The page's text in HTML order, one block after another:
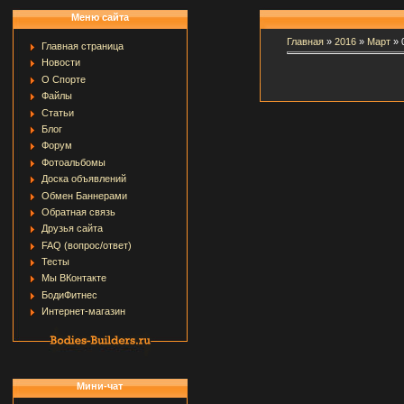
Меню сайта
Главная страница
Новости
О Спорте
Файлы
Статьи
Блог
Форум
Фотоальбомы
Доска объявлений
Обмен Баннерами
Обратная связь
Друзья сайта
FAQ (вопрос/ответ)
Тесты
Мы ВКонтакте
БодиФитнес
Интернет-магазин
Мини-чат
Главная» 2016 » Март »